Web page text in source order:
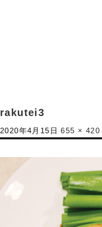
rakutei3
2020年4月15日 655 × 420